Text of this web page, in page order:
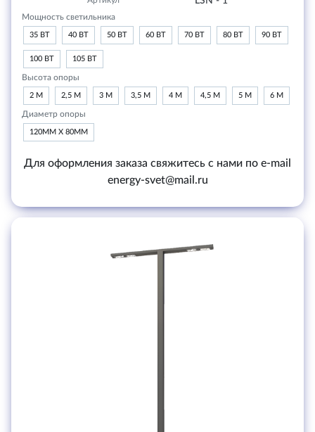
Мощность светильника
35 ВТ 40 ВТ 50 ВТ 60 ВТ 70 ВТ 80 ВТ 90 ВТ
100 ВТ 105 ВТ
Высота опоры
2 М 2,5 М 3 М 3,5 М 4 М 4,5 М 5 М 6 М
Диаметр опоры
120ММ Х 80ММ
Для оформления заказа свяжитесь с нами по e-mail
energy-svet@mail.ru